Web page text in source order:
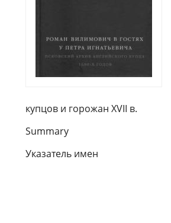
купцов и горожан XVII в.
Summary
Указатель имен